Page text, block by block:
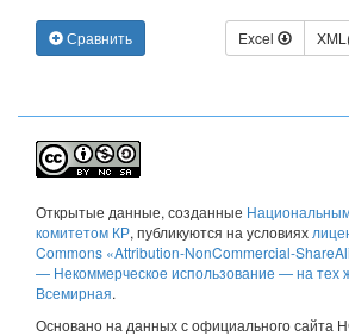
Сравнить Excel
Открытые данные, созданные
комитетом КР, публикуются на условиях
Commons «Attribution-NonCommercial-
— Некоммерческое использование — на тех
Всемирная.
Основано на данных с официального сайта